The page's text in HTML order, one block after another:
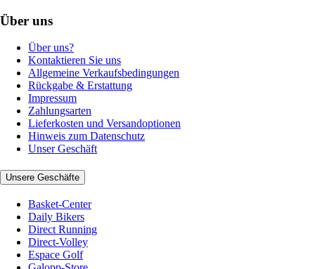
Über uns
Über uns?
Kontaktieren Sie uns
Allgemeine Verkaufsbedingungen
Rückgabe & Erstattung
Impressum
Zahlungsarten
Lieferkosten und Versandoptionen
Hinweis zum Datenschutz
Unser Geschäft
Unsere Geschäfte
Basket-Center
Daily Bikers
Direct Running
Direct-Volley
Espace Golf